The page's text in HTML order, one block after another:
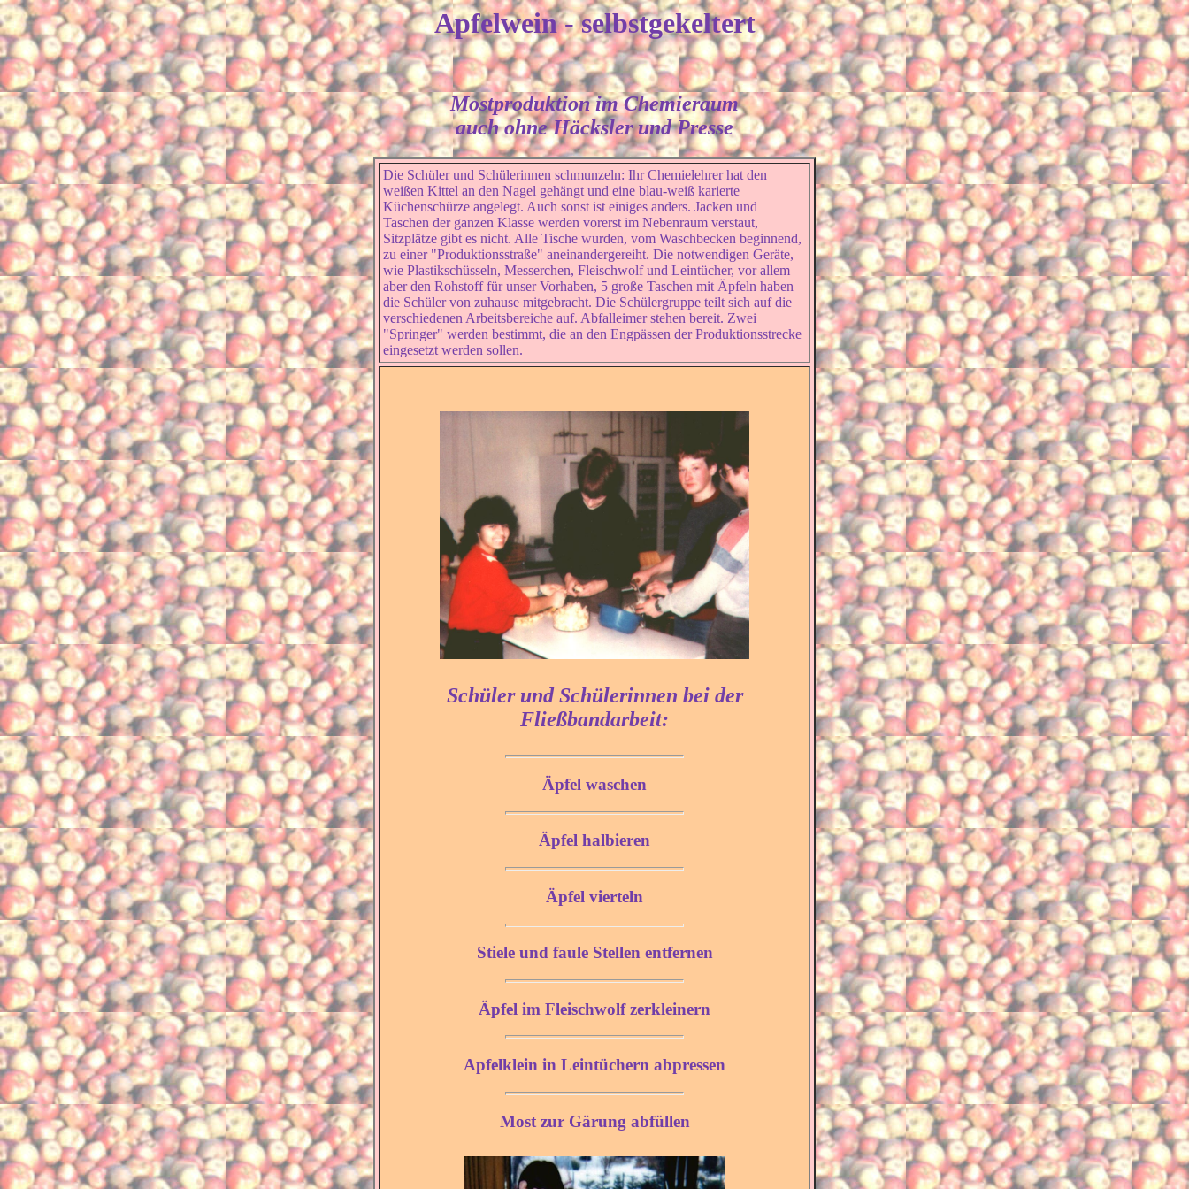
Apfelwein- selbstgekeltert
Mostproduktion im Chemieraum
auch ohne Häcksler und Presse
Die Schüler und Schülerinnen schmunzeln: Ihr Chemielehrer hat den
weißen Kittel an den Nagel gehängt und eine blau-weiß karierte
Küchenschürze angelegt. Auch sonst ist einiges anders. Jacken und
Taschen der ganzen Klasse werden vorerst im Nebenraum verstaut,
Sitzplätze gibt es nicht. Alle Tische wurden, vom Waschbecken beginnend,
zu einer "Produktionsstraße" aneinandergereiht. Die notwendigen Geräte,
wie Plastikschüsseln, Messerchen, Fleischwolf und Leintücher, vor allem
aber den Rohstoff für unser Vorhaben, 5 große Taschen mit Äpfeln haben
die Schüler von zuhause mitgebracht. Die Schülergruppe teilt sich auf die
verschiedenen Arbeitsbereiche auf. Abfalleimer stehen bereit. Zwei
"Springer" werden bestimmt, die an den Engpässen der Produktionsstrecke
eingesetzt werden sollen.
Schüler und Schülerinnen bei der
Fließbandarbeit:
Äpfel waschen
Äpfel halbieren
Äpfel vierteln
Stiele und faule Stellen entfernen
Äpfel im Fleischwolf zerkleinern
Apfelklein in Leintüchern abpressen
Most zur Gärung abfüllen